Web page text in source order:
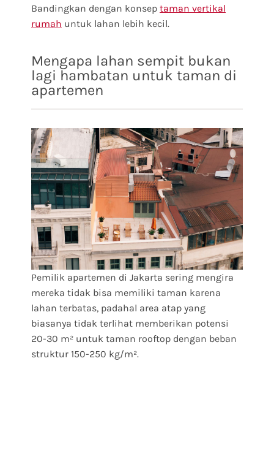
Bandingkan dengan konsep taman vertikal
rumah untuk lahan lebih kecil.
Mengapa lahan sempit bukan
lagi hambatan untuk taman di
apartemen
Pemilik apartemen di Jakarta sering mengira
mereka tidak bisa memiliki taman karena
lahan terbatas, padahal area atap yang
biasanya tidak terlihat memberikan potensi
20-30 m² untuk taman rooftop dengan beban
struktur 150-250 kg/m².